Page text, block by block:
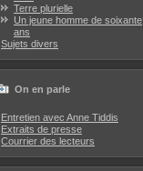
Terre plurielle
Un jeune homme de soixante
ans
Sujets divers
On en parle
Entretien avec Anne Tiddis
Extraits de presse
Courrier des lecteurs